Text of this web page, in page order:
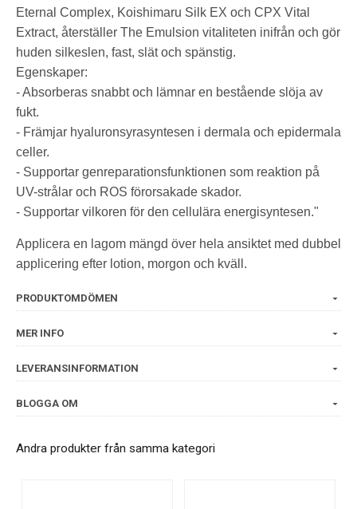
Eternal Complex, Koishimaru Silk EX och CPX Vital
Extract, återställer The Emulsion vitaliteten inifrån och gör
huden silkeslen, fast, slät och spänstig.
Egenskaper:
- Absorberas snabbt och lämnar en bestående slöja av
fukt.
- Främjar hyaluronsyrasyntesen i dermala och epidermala
celler.
- Supportar genreparationsfunktionen som reaktion på
UV-strålar och ROS förorsakade skador.
- Supportar vilkoren för den cellulära energisyntesen."
Applicera en lagom mängd över hela ansiktet med dubbel
applicering efter lotion, morgon och kväll.
PRODUKTOMDÖMEN
MER INFO
LEVERANSINFORMATION
BLOGGA OM
Andra produkter från samma kategori